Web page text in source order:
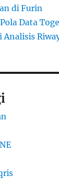
di Furin
Data
Analisis